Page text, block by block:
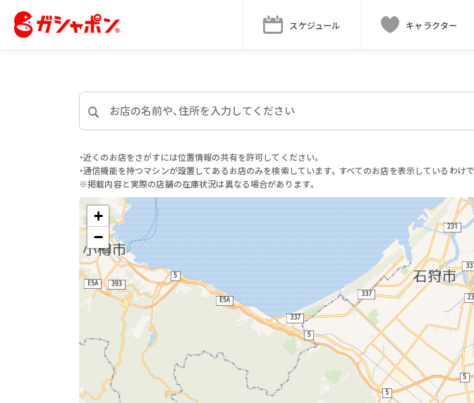
スケジュール キャラクター
・近くのお店をさがすには位置情報の共有を許可してください。
・通信機能を持つマシンが設置してあるお店のみを検索しています。すべてのお店を表示しているわけ
※掲載内容と実際の店舗の在庫状況は異なる場合があります。
+
−